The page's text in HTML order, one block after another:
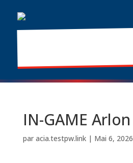
IN-GAME Arlon
par acia.testpw.link| Mai 6, 2026